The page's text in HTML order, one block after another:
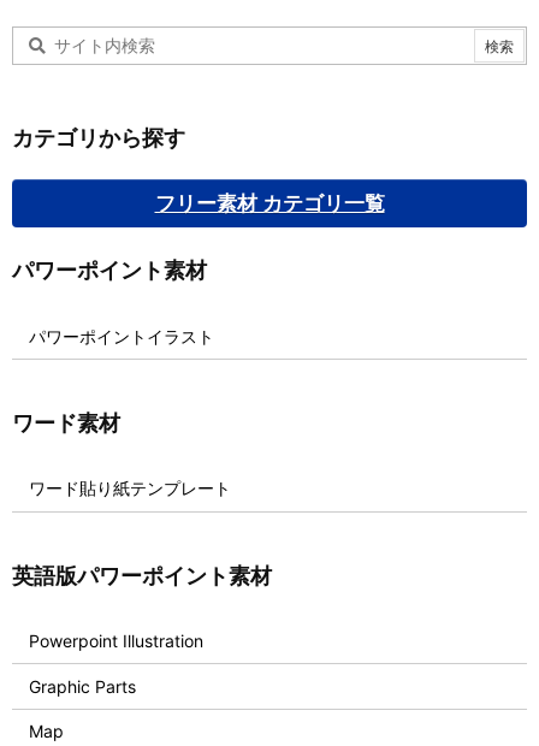
カテゴリから探す
フリー素材 カテゴリ一覧
パワーポイント素材
パワーポイントイラスト
ワード素材
ワード貼り紙テンプレート
英語版パワーポイント素材
Powerpoint Illustration
Graphic Parts
Map